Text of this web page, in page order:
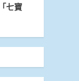
七寶